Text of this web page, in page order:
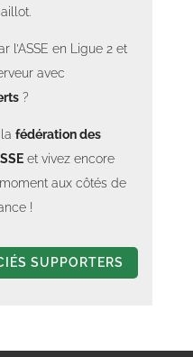
l’ASSE en Ligue 2 et
avec
?
fédération des
et vivez encore
aux côtés de
!
SUPPORTERS